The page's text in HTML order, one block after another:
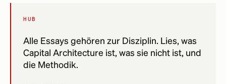
HUB
Alle Essays gehören zur Disziplin. Lies, was
Capital Architecture ist, was sie nicht ist, und
die Methodik.